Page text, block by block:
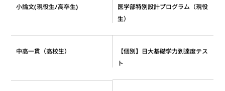
小論文(現役生/高卒生) 医学部特別設計プログラム（現役
生）
中高一貫（高校生） 【個別】日大基礎学力到達度テス
ト